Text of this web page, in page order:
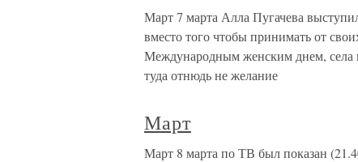
Март 7 марта Алла Пугачева
вместо того чтобы принимать от
Международным женским днем, села
туда отнюдь не желание
Март
Март 8 марта по ТВ был показан